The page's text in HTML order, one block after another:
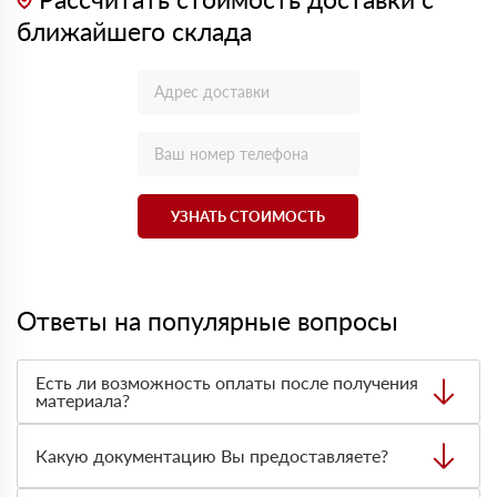
ближайшего склада
УЗНАТЬ СТОИМОСТЬ
Ответы на популярные вопросы
Есть ли возможность оплаты после получения
материала?
оплата по факту получения товара. При этом, если
доставленный товар был ненадлежащего качества, то
Вы вправе от него отказаться.
Какую документацию Вы предоставляете?